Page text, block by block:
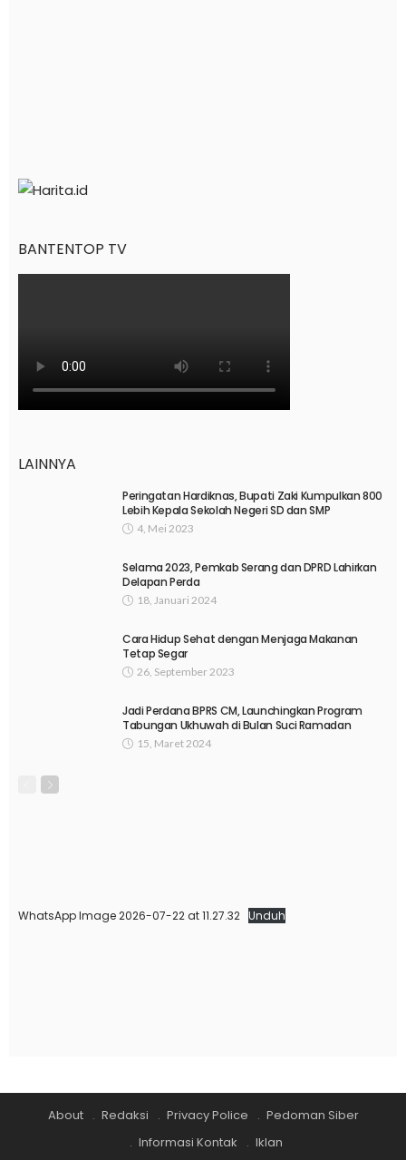
BANTENTOP TV
LAINNYA
Peringatan Hardiknas, Bupati Zaki Kumpulkan 800
Lebih Kepala Sekolah Negeri SD dan SMP
4, Mei 2023
Selama 2023, Pemkab Serang dan DPRD Lahirkan
Delapan Perda
18, Januari 2024
Cara Hidup Sehat dengan Menjaga Makanan
Tetap Segar
26, September 2023
Jadi Perdana BPRS CM, Launchingkan Program
Tabungan Ukhuwah di Bulan Suci Ramadan
15, Maret 2024
WhatsApp Image 2026-07-22 at 11.27.32 Unduh
About Redaksi Privacy Police
Pedoman Siber
Informasi Kontak
Iklan